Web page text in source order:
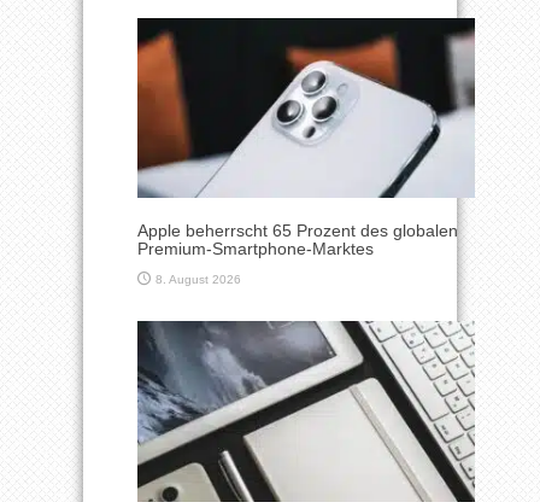
Apple beherrscht 65 Prozent des globalen
Premium-Smartphone-Marktes
8. August 2026